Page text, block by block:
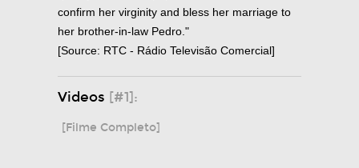
confirm her virginity and bless her marriage to
her brother-in-law Pedro."
[Source: RTC - Rádio Televisão Comercial]
Videos [#1]:
[Filme Completo]